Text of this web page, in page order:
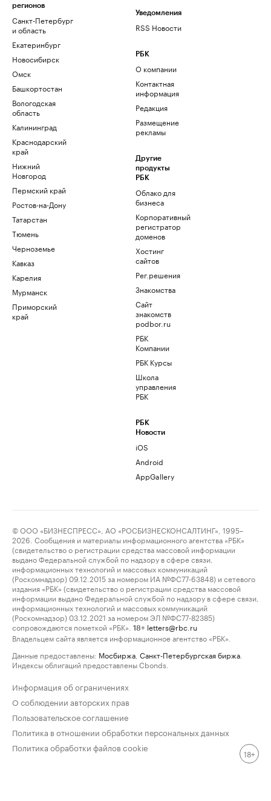
регионов
Санкт-Петербург
и область
Екатеринбург
Новосибирск
Омск
Башкортостан
Вологодская
область
Калининград
Краснодарский
край
Нижний
Новгород
Пермский край
Ростов-на-Дону
Татарстан
Тюмень
Черноземье
Кавказ
Карелия
Мурманск
Приморский
край
Уведомления
RSS Новости
РБК
О компании
Контактная
информация
Редакция
Размещение
рекламы
Другие
продукты
РБК
Облако для
бизнеса
Корпоративный
регистратор
доменов
Хостинг
сайтов
Рег.решения
Знакомства
Сайт
знакомств
podbor.ru
РБК
Компании
РБК Курсы
Школа
управления
РБК
РБК
Новости
iOS
Android
AppGallery
© ООО «БИЗНЕСПРЕСС», АО «РОСБИЗНЕСКОНСАЛТИНГ», 1995–
2026. Сообщения и материалы информационного агентства «РБК»
(свидетельство о регистрации средства массовой информации
выдано Федеральной службой по надзору в сфере связи,
информационных технологий и массовых коммуникаций
(Роскомнадзор) 09.12.2015 за номером ИА №ФС77-63848) и сетевого
издания «РБК» (свидетельство о регистрации средства массовой
информации выдано Федеральной службой по надзору в сфере связи,
информационных технологий и массовых коммуникаций
(Роскомнадзор) 03.12.2021 за номером ЭЛ №ФС77-82385)
сопровождаются пометкой «РБК».
18+ letters@rbc.ru
Владельцем сайта является информационное агентство «РБК».
Данные предоставлены: Мосбиржа Санкт-Петербургская биржа
Индексы облигаций предоставлены Cbonds.
Информация об ограничениях
О соблюдении авторских прав
Пользовательское соглашение
Политика в отношении обработки персональных данных
Политика обработки файлов cookie
18+